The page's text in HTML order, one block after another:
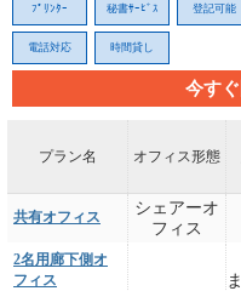
ﾌﾟﾘﾝﾀｰ 秘書ｻｰﾋﾞｽ 登記可能
電話対応 時間貸し
今す
プラン名 オフィス形態
共有オフィス
シェアーオ
フィス
2名用廊下側オ
フィス